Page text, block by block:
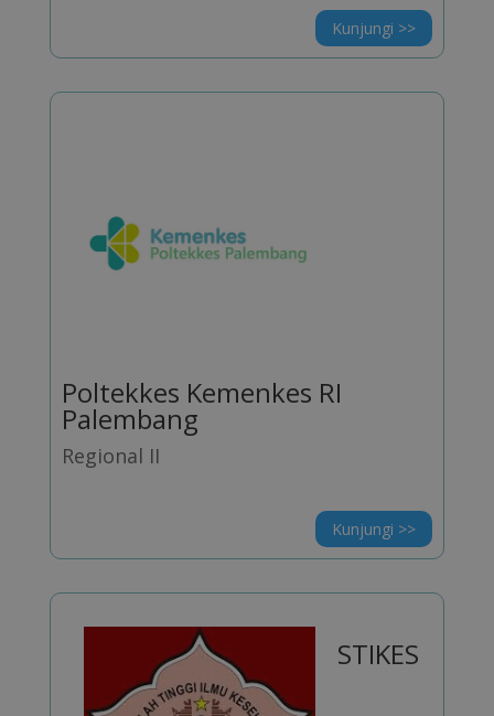
Kunjungi >>
Poltekkes Kemenkes RI
Palembang
Regional II
Kunjungi >>
STIKES